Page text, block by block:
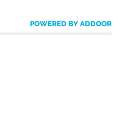
POWERED BY ADDOOR